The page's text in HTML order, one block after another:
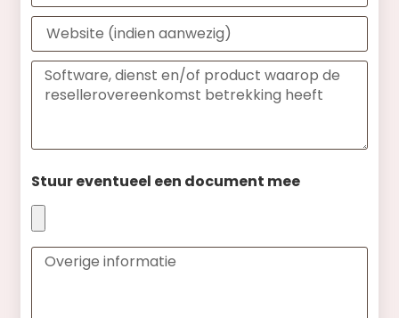
Stuur eventueel een document mee